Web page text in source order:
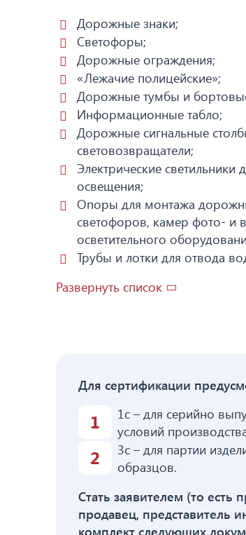
Дорожные знаки;
Светофоры;
Дорожные ограждения;
«Лежачие полицейские»;
Дорожные тумбы и
Информационные табло;
Дорожные сигнальные
световозвращатели;
Электрические светильники
освещения;
Опоры для монтажа
светофоров, камер фото- и
осветительного
Трубы и лотки для отвода
Развернуть список
Для сертификации
1с – для серийно
условий
3с – для партии
образцов.
Стать заявителем (то
продавец, представитель
комплект следующих